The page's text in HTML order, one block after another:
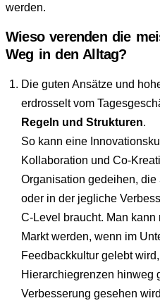
werden.
Wieso verenden die
Weg in den Alltag?
Die guten Ansätze und
erdrosselt vom
Regeln und Strukturen.
So kann eine
Kollaboration und Co-
Organisation gedeihen,
oder in der jegliche
C-Level braucht. Man
Markt werden, wenn im
Feedbackkultur gelebt
Hierarchiegrenzen hinweg
Verbesserung gesehen